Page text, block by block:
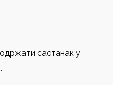
састанак у